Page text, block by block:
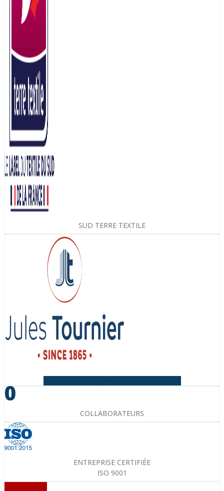
SUD TERRE TEXTILE
0
COLLABORATEURS
ENTREPRISE CERTIFIÉE
ISO 9001